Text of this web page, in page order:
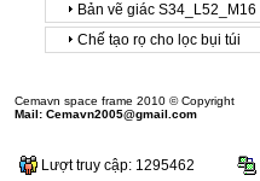
Bản vẽ giác S34_L52_M16
Chế tạo rọ cho lọc bụi túi
Cemavn space frame 2010 © Copyright
Mail: Cemavn2005@gmail.com
Lượt truy cập: 1295462